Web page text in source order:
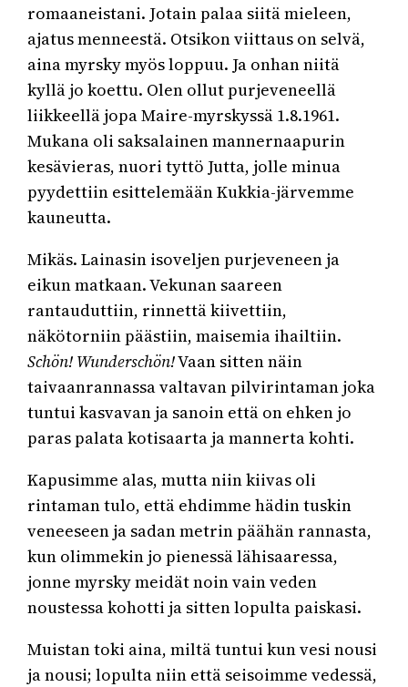
romaaneistani. Jotain palaa siitä mieleen,
ajatus menneestä. Otsikon viittaus on selvä,
aina myrsky myös loppuu. Ja onhan niitä
kyllä jo koettu. Olen ollut purjeveneellä
liikkeellä jopa Maire-myrskyssä 1.8.1961.
Mukana oli saksalainen mannernaapurin
kesävieras, nuori tyttö Jutta, jolle minua
pyydettiin esittelemään Kukkia-järvemme
kauneutta.
Mikäs. Lainasin isoveljen purjeveneen ja
eikun matkaan. Vekunan saareen
rantauduttiin, rinnettä kiivettiin,
näkötorniin päästiin, maisemia ihailtiin.
Schön! Wunderschön!Vaan sitten näin
taivaanrannassa valtavan pilvirintaman joka
tuntui kasvavan ja sanoin että on ehken jo
paras palata kotisaarta ja mannerta kohti.
Kapusimme alas, mutta niin kiivas oli
rintaman tulo, että ehdimme hädin tuskin
veneeseen ja sadan metrin päähän rannasta,
kun olimmekin jo pienessä lähisaaressa,
jonne myrsky meidät noin vain veden
noustessa kohotti ja sitten lopulta paiskasi.
Muistan toki aina, miltä tuntui kun vesi nousi
ja nousi; lopulta niin että seisoimme vedessä,